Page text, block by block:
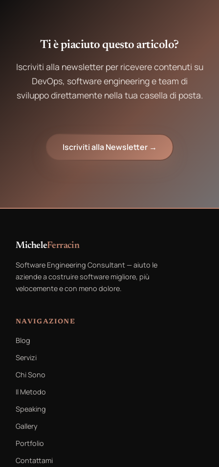
Ti è piaciuto questo articolo?
Iscriviti alla newsletter per ricevere contenuti su
DevOps, software engineering e team di
sviluppo direttamente nella tua casella di posta.
Iscriviti alla Newsletter →
MicheleFerracin
Software Engineering Consultant — aiuto le
aziende a costruire software migliore, più
velocemente e con meno dolore.
NAVIGAZIONE
Blog
Servizi
Chi Sono
Il Metodo
Speaking
Gallery
Portfolio
Contattami